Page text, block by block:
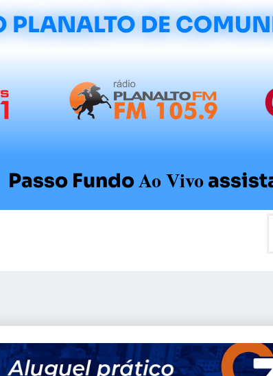
PLANALTO DE
Passo FundoAo Vivo